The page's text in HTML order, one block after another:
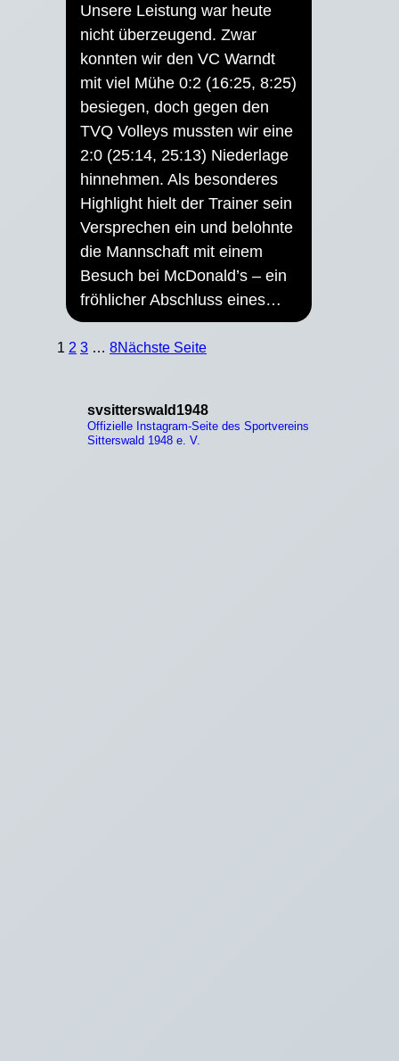
Unsere Leistung war heute
nicht überzeugend. Zwar
konnten wir den VC Warndt
mit viel Mühe 0:2 (16:25, 8:25)
besiegen, doch gegen den
TVQ Volleys mussten wir eine
2:0 (25:14, 25:13) Niederlage
hinnehmen. Als besonderes
Highlight hielt der Trainer sein
Versprechen ein und belohnte
die Mannschaft mit einem
Besuch bei McDonald’s – ein
fröhlicher Abschluss eines…
1 2 3 … 8Nächste Seite
svsitterswald1948
Offizielle Instagram-Seite des Sportvereins
Sitterswald 1948 e. V.